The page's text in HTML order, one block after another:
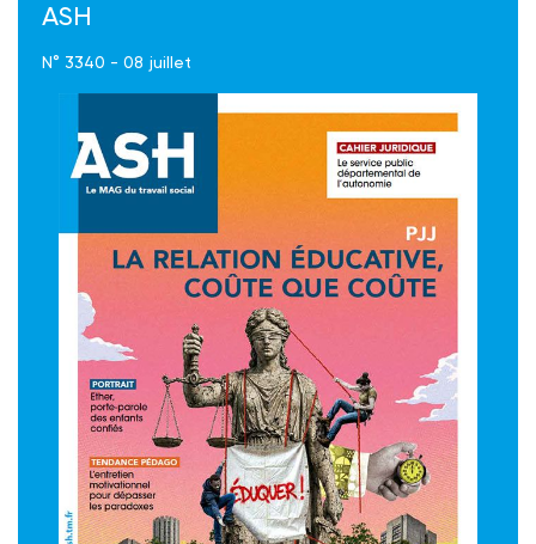
ASH
N° 3340 - 08 juillet